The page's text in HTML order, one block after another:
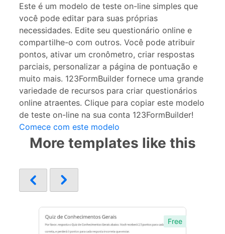
Este é um modelo de teste on-line simples que
você pode editar para suas próprias
necessidades. Edite seu questionário online e
compartilhe-o com outros. Você pode atribuir
pontos, ativar um cronômetro, criar respostas
parciais, personalizar a página de pontuação e
muito mais. 123FormBuilder fornece uma grande
variedade de recursos para criar questionários
online atraentes. Clique para copiar este modelo
de teste on-line na sua conta 123FormBuilder!
Comece com este modelo
More templates like this
Free